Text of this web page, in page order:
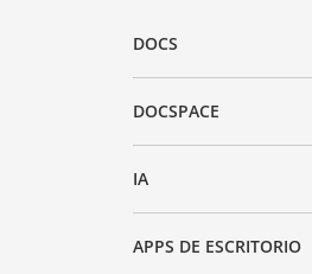
DOCS
DOCSPACE
IA
APPS DE ESCRITORIO